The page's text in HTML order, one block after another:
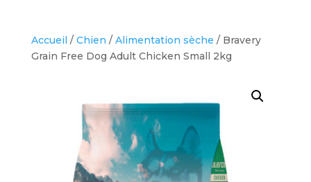
Accueil / Chien / Alimentation sèche / Bravery
Grain Free Dog Adult Chicken Small 2kg